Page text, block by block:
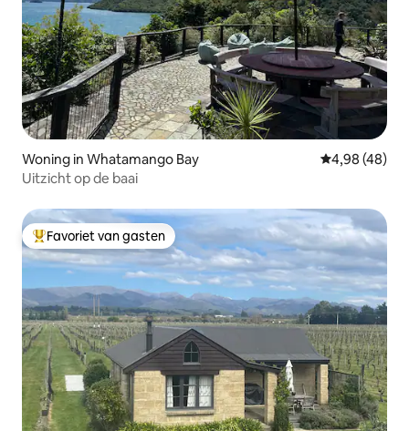
Woning in Whatamango Bay Gemiddelde
4,98 (48)
Uitzicht op de baai
Topfavoriet van gasten
Favoriet van gasten